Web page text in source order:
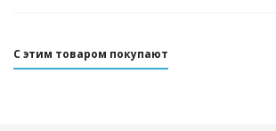
С этим товаром покупают